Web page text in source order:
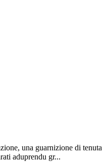
una guarnizione di
aduprendu gr...